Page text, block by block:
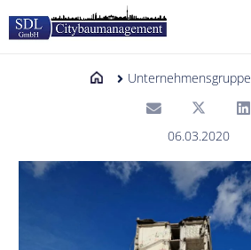
Unternehmensgruppe
06.03.2020